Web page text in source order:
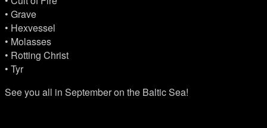
• Grave
• Hexvessel
• Molasses
• Rotting Christ
• Tyr
See you all in September on the Baltic Sea!